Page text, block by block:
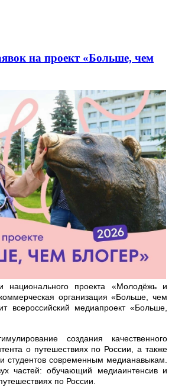
на проект «Больше, чем
национального проекта «Молодёжь и
организация «Больше, чем
всероссийский медиапроект «Больше,
создания качественного
о путешествиях по России, а также
студентов современным медианавыкам.
частей: обучающий медиаинтенсив и
по России.